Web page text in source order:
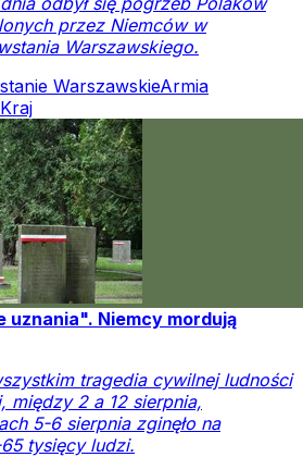
przez Niemców w
Warszawskiego.
WarszawskieArmia
Kraj
uznania". Niemcy mordują
tragedia cywilnej ludności
między 2 a 12 sierpnia,
5-6 sierpnia zginęło na
tysięcy ludzi.